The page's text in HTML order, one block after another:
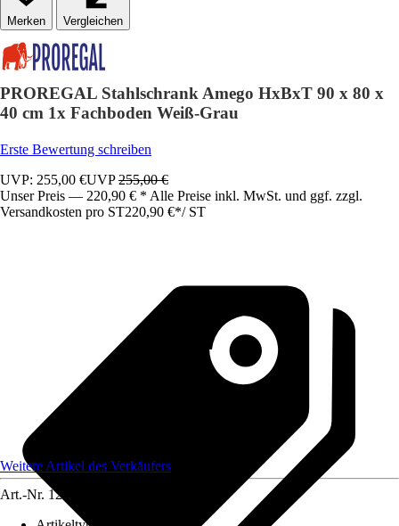
Vergleichen
PROREGAL Stahlschrank Amego HxBxT 90 x 80 x
40 cm 1x Fachboden Weiß-Grau
Erste Bewertung schreiben
UVP: 255,00 €UVP255,00 €
Unser Preis — 220,90 € * Alle Preise inkl. MwSt. und ggf. zzgl.
Versandkosten pro ST220,90 €*/ ST
Weitere Artikel des Verkäufers
Art.-Nr. 12583485